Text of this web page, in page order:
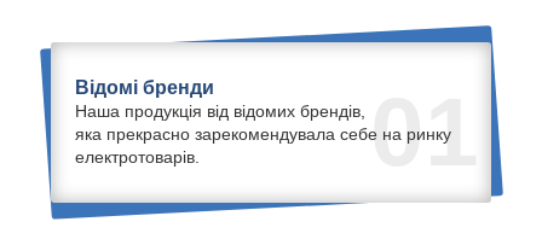
01
Відомі бренди
Наша продукція від відомих брендів,
яка прекрасно зарекомендувала себе на ринку
електротоварів.